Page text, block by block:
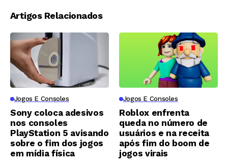
Artigos Relacionados
Jogos E Consoles
Sony coloca adesivos
nos consoles
PlayStation 5 avisando
sobre o fim dos jogos
em mídia física
Jogos E Consoles
Roblox enfrenta
queda no número de
usuários e na receita
após fim do boom de
jogos virais